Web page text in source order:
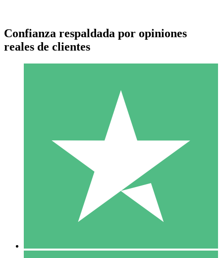
Paquetes de Créditos Individuales
Paga según el uso con créditos de descarga. Sin compromiso
10 00
Confianza respaldada por opiniones
reales de clientes